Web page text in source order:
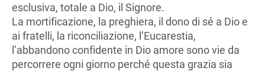
esclusiva, totale a Dio, il Signore.
La mortificazione, la preghiera, il dono di sé a Dio e
ai fratelli, la riconciliazione, l’Eucarestia,
l’abbandono confidente in Dio amore sono vie da
percorrere ogni giorno perché questa grazia sia